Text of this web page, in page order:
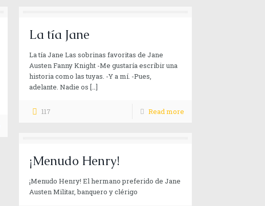
La tía Jane
La tía Jane Las sobrinas favoritas de Jane
Austen Fanny Knight -Me gustaría escribir una
historia como las tuyas. -Y a mí. -Pues,
adelante. Nadie os […]
117 Read more
¡Menudo Henry!
¡Menudo Henry! El hermano preferido de Jane
Austen Militar, banquero y clérigo